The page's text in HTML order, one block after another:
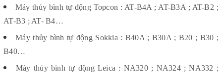
Máy thủy bình tự động Topcon : AT-B4A ; AT-B3A ; AT-B2 ;
AT-B3 ; AT- B4…
Máy thủy bình tự động Sokkia : B40A ; B30A ; B20 ; B30 ;
B40…
Máy thủy bình tự động Leica : NA320 ; NA324 ; NA332 ;